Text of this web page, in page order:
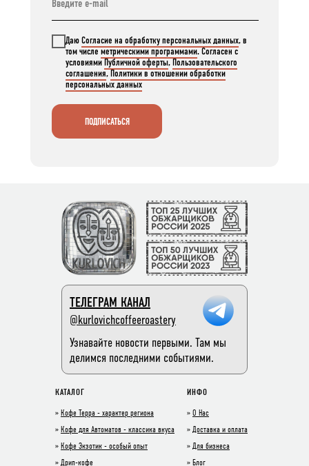
ДаюСогласие на обработку персональных данных, в
том числеметрическими программами. Согласен с
условиямиПубличной оферты,Пользовательского
соглашения,Политики в отношении обработки
персональных данных
ПОДПИСАТЬСЯ
КАТАЛОГ
» Кофе Терра - характер региона
» Кофе для Автоматов - классика вкуса
» Кофе Экзотик - особый опыт
» Дрип-кофе
ИНФО
» О Нас
» Доставка и оплата
» Для бизнеса
» Блог
Узнавайте новости первыми. Там мы
делимся последними событиями.
@kurlovichcoffeeroastery
ТЕЛЕГРАМ КАНАЛ